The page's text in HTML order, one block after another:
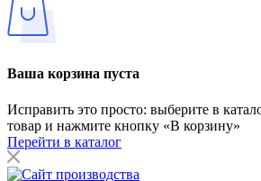
Ваша корзина пуста
Исправить это просто: выберите в
товар и нажмите кнопку «В корзину»
Перейти в каталог